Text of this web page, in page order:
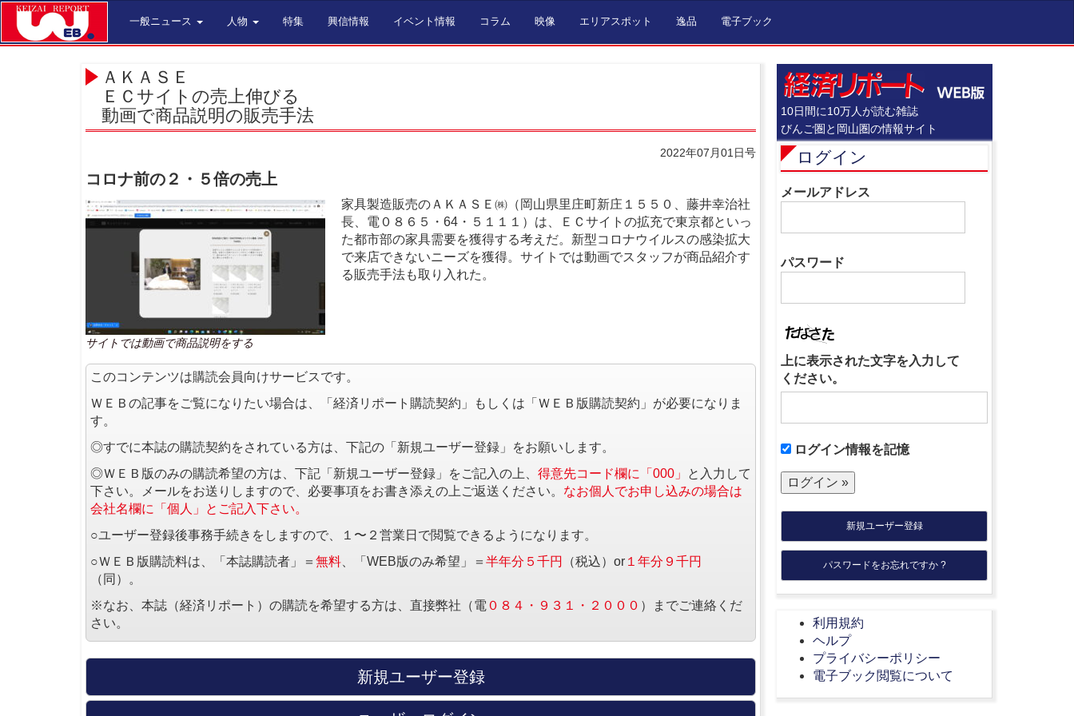
一般ニュース 人物 特集 興信情報 イベント情報 コラム 映像 エリアスポット 逸品 電子ブック
ＡＫＡＳＥ
ＥＣサイトの売上伸びる
動画で商品説明の販売手法
2022年07月01日号
コロナ前の２・５倍の売上
サイトでは動画で商品説明をする
家具製造販売のＡＫＡＳＥ㈱（岡山県里庄町新庄１５５０、藤井幸治社
長、電０８６５・64・５１１１）は、ＥＣサイトの拡充で東京都といっ
た都市部の家具需要を獲得する考えだ。新型コロナウイルスの感染拡大
で来店できないニーズを獲得。サイトでは動画でスタッフが商品紹介す
る販売手法も取り入れた。
このコンテンツは購読会員向けサービスです。
ＷＥＢの記事をご覧になりたい場合は、「経済リポート購読契約」もしくは「ＷＥＢ版購読契約」が必要になりま
す。
◎すでに本誌の購読契約をされている方は、下記の「新規ユーザー登録」をお願いします。
◎ＷＥＢ版のみの購読希望の方は、下記「新規ユーザー登録」をご記入の上、 得意先コード欄に「000」
と入力して
下さい。メールをお送りしますので、必要事項をお書き添えの上ご返送ください。 なお個人でお申し込みの場合は
会社名欄に「個人」とご記入下さい。
○ユーザー登録後事務手続きをしますので、１〜２営業日で閲覧できるようになります。
○ＷＥＢ版購読料は、「本誌購読者」＝ 無料 、「WEB版のみ希望」＝ 半年分５千円 （税込）or １年分９千円
（同）。
※なお、本誌（経済リポート）の購読を希望する方は、直接弊社（電 ０８４・９３１・２０００ ）までご連絡くだ
さい。
新規ユーザー登録
10日間に10万人が読む雑誌
びんご圏と岡山圏の情報サイト
ログイン
メールアドレス
パスワード
上に表示された文字を入力して
ください。
ログイン情報を記憶
新規ユーザー登録
パスワードをお忘れですか ?
利用規約
ヘルプ
プライバシーポリシー
電子ブック閲覧について